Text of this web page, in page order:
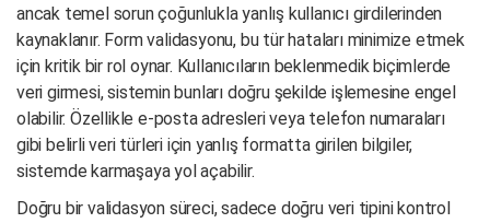
ancak temel sorun çoğunlukla yanlış kullanıcı girdilerinden
kaynaklanır. Form validasyonu, bu tür hataları minimize etmek
için kritik bir rol oynar. Kullanıcıların beklenmedik biçimlerde
veri girmesi, sistemin bunları doğru şekilde işlemesine engel
olabilir. Özellikle e-posta adresleri veya telefon numaraları
gibi belirli veri türleri için yanlış formatta girilen bilgiler,
sistemde karmaşaya yol açabilir.
Doğru bir validasyon süreci, sadece doğru veri tipini kontrol